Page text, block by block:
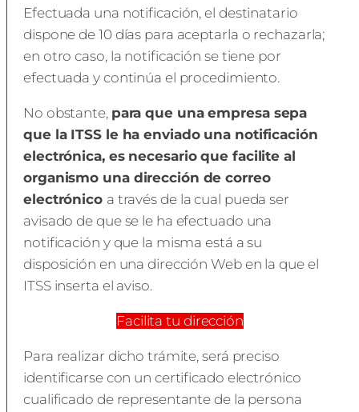
Efectuada una notificación, el destinatario
dispone de 10 días para aceptarla o rechazarla;
en otro caso, la notificación se tiene por
efectuada y continúa el procedimiento.
No obstante, para que una empresa sepa
que la ITSS le ha enviado una notificación
electrónica, es necesario que facilite al
organismo una dirección de correo
electrónico a través de la cual pueda ser
avisado de que se le ha efectuado una
notificación y que la misma está a su
disposición en una dirección Web en la que el
ITSS inserta el aviso.
Facilita tu dirección
Para realizar dicho trámite, será preciso
identificarse con un certificado electrónico
cualificado de representante de la persona